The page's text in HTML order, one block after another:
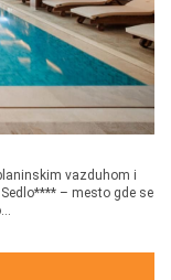
vazduhom i
– mesto gde se